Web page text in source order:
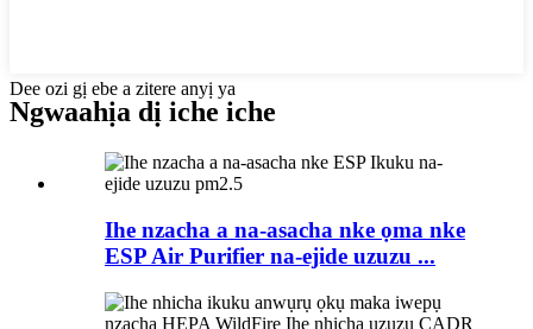
Dee ozi gị ebe a zitere anyị ya
Ngwaahịa dị iche iche
Ihe nzacha a na-asacha nke ọma nke
ESP Air Purifier na-ejide uzuzu ...